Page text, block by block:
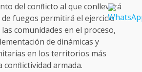
del conﬂicto al que conllevará
fuegos permitirá el ejercicio
comunidades en el proceso,
de dinámicas y
en los territorios más
conﬂictividad armada.